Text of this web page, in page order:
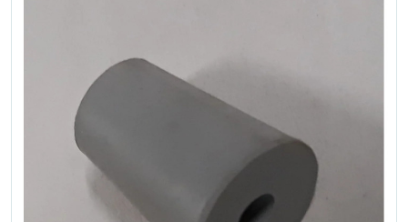
Ostrzenie narzędzi
Doradztwo
technologiczne
Producenci
Najpopularniejsi